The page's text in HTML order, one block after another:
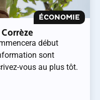
ÉCONOMIE
Corrèze
début
sont
vous au plus tôt.